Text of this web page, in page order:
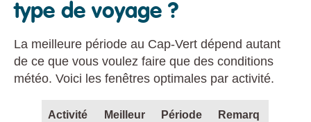
type de voyage ?
La meilleure période au Cap-Vert dépend autant
de ce que vous voulez faire que des conditions
météo. Voici les fenêtres optimales par activité.
Activité
Meilleur
Période
Remarq